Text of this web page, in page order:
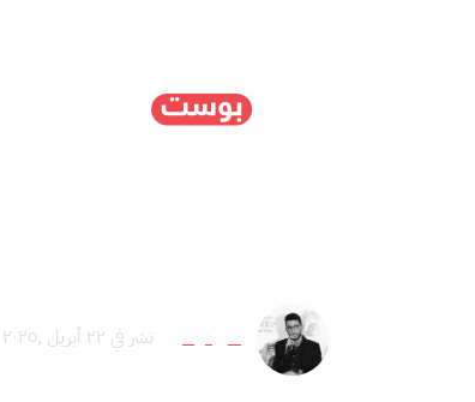
يونس أوعلي نشر في ٢٢ أبريل ,٢٠٢٥